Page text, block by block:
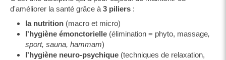
d'améliorer la santé grâce à 3 piliers :
la nutrition (macro et micro)
l'hygiène émonctorielle (élimination = phyto, massage,
sport, sauna, hammam)
l'hygiène neuro-psychique (techniques de relaxation,